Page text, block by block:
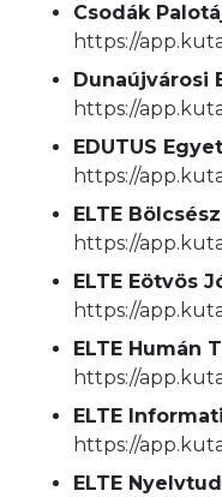
Csodák
https://
Dunaújvárosi
https://
EDUTUS
https://
ELTE
https://
ELTE Eötvös
https://
ELTE Humán
https://
ELTE
https://
ELTE